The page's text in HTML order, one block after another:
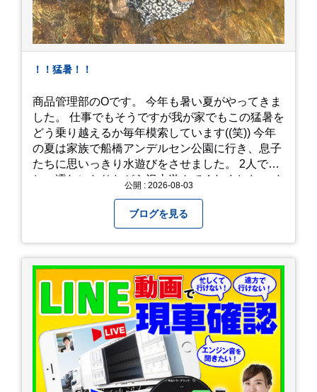
！！猛暑！！
商品管理部のOです。 今年も暑い夏がやってきま
した。 仕事でもそうですが我が家でもこの猛暑を
どう乗り越えるか毎年模索しています((笑)) 今年
の夏は家族で船橋アンデルセン公園に行き、息子
たちに思いっきり水遊びをさせました。 2人でび
しょ濡れになりながら沢山遊んでくれました。 さ
みようと思います。
公開 : 2026-08-03
ブログを見る